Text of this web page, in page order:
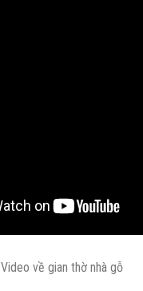
Video về gian thờ nhà gỗ